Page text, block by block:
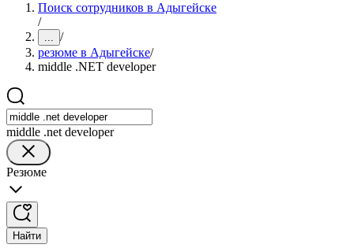
Поиск сотрудников в Адыгейске
/
... /
резюме в Адыгейске/
middle .NET developer
middle .net developer
Резюме
Найти